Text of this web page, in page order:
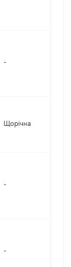
-
Щорічна
-
-